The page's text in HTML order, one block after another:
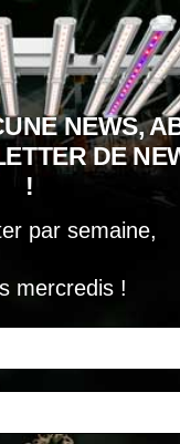
NEWS,
DE
!
par semaine,
mercredis !